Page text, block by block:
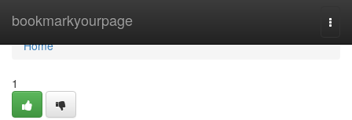
bookmarkyourpage
Home
Home
1